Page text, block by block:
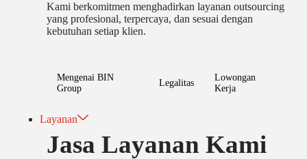
Kami berkomitmen menghadirkan layanan outsourcing
yang profesional, terpercaya, dan sesuai dengan
kebutuhan setiap klien.
Mengenai BIN
Group
Legalitas
Lowongan
Kerja
Layanan
Jasa Layanan Kami